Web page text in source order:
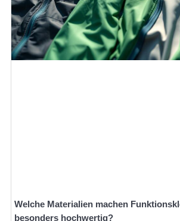
Welche Materialien machen
besonders hochwertig?